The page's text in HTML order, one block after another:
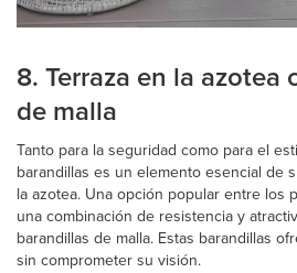
8. Terraza en la
de malla
Tanto para la seguridad como para el
barandillas es un elemento esencial de
la azotea. Una opción popular entre los
una combinación de resistencia y
barandillas de malla. Estas barandillas
sin comprometer su visión.